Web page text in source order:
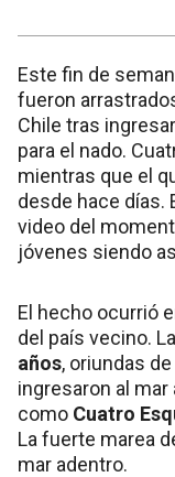
Este fin de
fueron
Chile tras
para el nado.
mientras que el
desde hace días.
video del
jóvenes siendo
El hecho ocurrió
del país vecino.
años, oriundas
ingresaron al mar
como Cuatro
La fuerte marea
mar adentro.